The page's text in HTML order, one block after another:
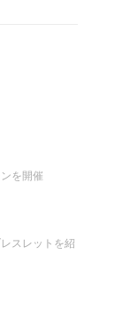
を開催
スレットを紹